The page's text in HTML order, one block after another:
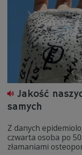
Jakość
samych
Z danych
czwarta osoba po
złamaniami